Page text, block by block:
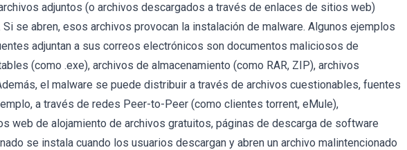
adjuntos (o archivos descargados a través de enlaces de sitios web)
se abren, esos archivos provocan la instalación de malware. Algunos ejemplos
adjuntan a sus correos electrónicos son documentos maliciosos de
(como .exe), archivos de almacenamiento (como RAR, ZIP), archivos
el malware se puede distribuir a través de archivos cuestionables, fuentes
a través de redes Peer-to-Peer (como clientes torrent, eMule),
web de alojamiento de archivos gratuitos, páginas de descarga de software
se instala cuando los usuarios descargan y abren un archivo malintencionado